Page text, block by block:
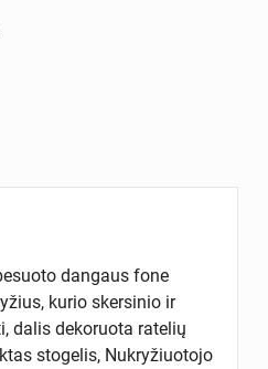
dangaus fone
kurio skersinio ir
dalis dekoruota ratelių
stogelis, Nukryžiuotojo